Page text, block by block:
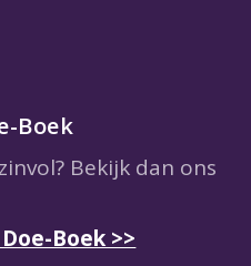
Boek
Bekijk dan ons
Boek >>